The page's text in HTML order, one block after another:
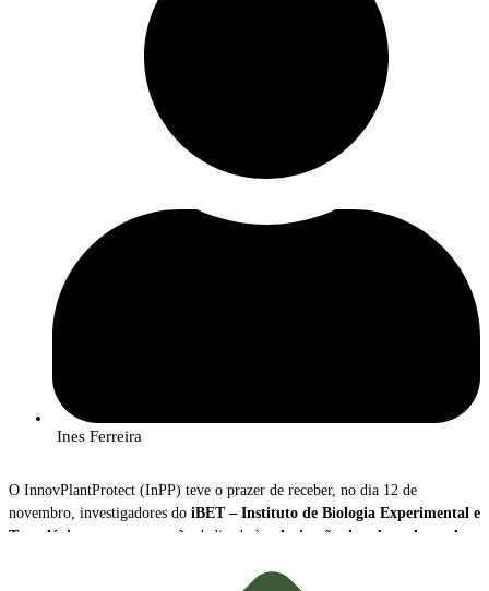
A ação foi realizada no âmbito do projeto
BioLivingLABS: Bioeconomia
ao serviço da sustentabilidade dos territórios do interior
, cofinanciado
pelo COMPETE 2030, que visa aproximar a ciência das empresas e dos
produtores, transformando os resultados da investigação em soluções
práticas e sustentáveis que tragam valor económico e ambiental aos
territórios de baixa densidade das regiões Norte, Centro e Alentejo.
Instituto Politécnico de Bragança, o Instituto Politécnico de Castelo Branco,
o Laboratório Colaborativo Montanhas de Investigação (MORE), o
Laboratório Colaborativo InnovPlantProtect e o Centro de Valorização e
Transferência de Tecnologia da Água (AquaValor).
Ines Ferreira
O InnovPlantProtect (InPP) teve o prazer de receber, no dia 12 de
novembro, investigadores do iBET – Instituto de Biologia Experimental e
Tecnológica
, para uma sessão dedicada à
valorização de subprodutos da